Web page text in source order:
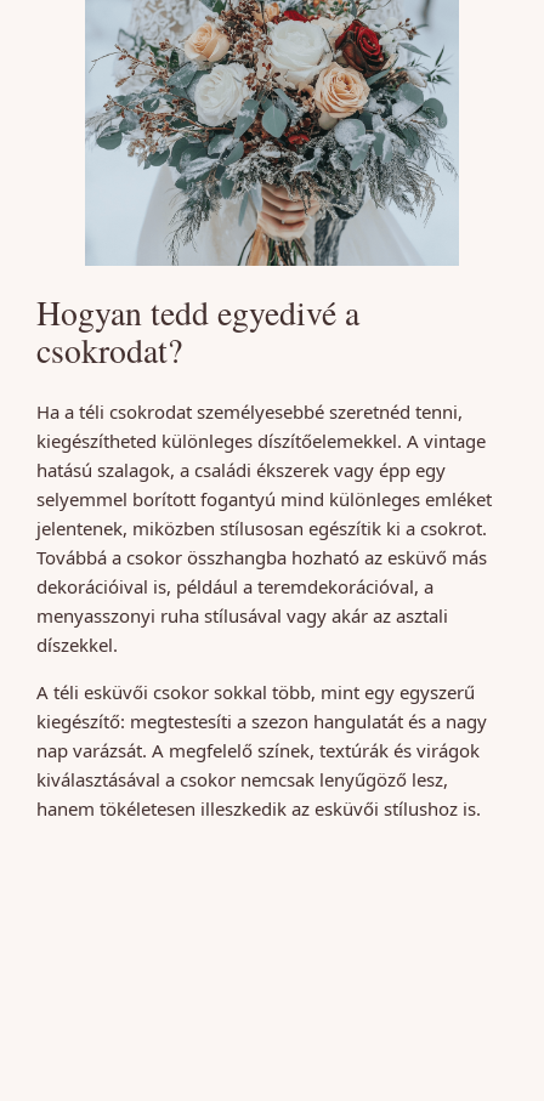
Hogyan tedd egyedivé a
csokrodat?
Ha a téli csokrodat személyesebbé szeretnéd tenni,
kiegészítheted különleges díszítőelemekkel. A vintage
hatású szalagok, a családi ékszerek vagy épp egy
selyemmel borított fogantyú mind különleges emléket
jelentenek, miközben stílusosan egészítik ki a csokrot.
Továbbá a csokor összhangba hozható az esküvő más
dekorációival is, például a teremdekorációval, a
menyasszonyi ruha stílusával vagy akár az asztali
díszekkel.
A téli esküvői csokor sokkal több, mint egy egyszerű
kiegészítő: megtestesíti a szezon hangulatát és a nagy
nap varázsát. A megfelelő színek, textúrák és virágok
kiválasztásával a csokor nemcsak lenyűgöző lesz,
hanem tökéletesen illeszkedik az esküvői stílushoz is.